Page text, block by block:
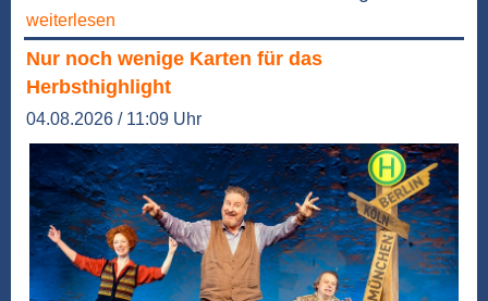
weiterlesen
Nur noch wenige Karten für das
Herbsthighlight
04.08.2026 / 11:09 Uhr